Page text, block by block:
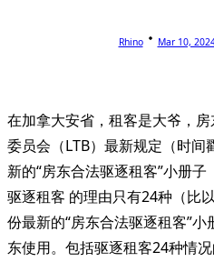
Rhino Mar 10,
在加拿大安省，租客是大爷，
委员会（LTB）最新规定（时间
新的“房东合法驱逐租客”小册
驱逐租客 的理由只有24种（比
份最新的“房东合法驱逐租客”
东使用。包括驱逐租客24种情